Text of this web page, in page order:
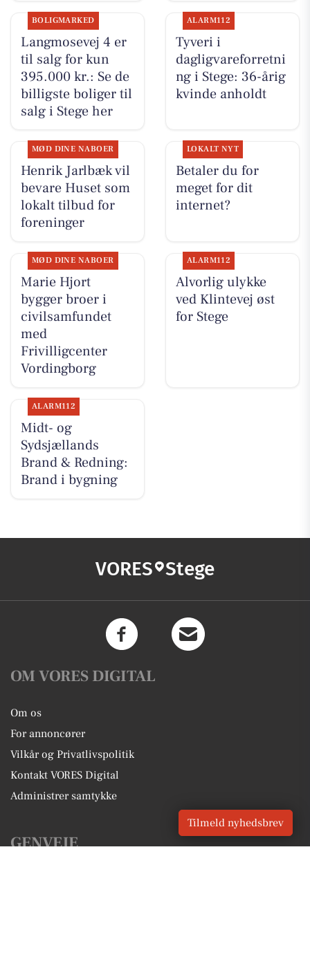
BOLIGMARKED
Langmosevej 4 er
til salg for kun
395.000 kr.: Se de
billigste boliger til
salg i Stege her
ALARM112
Tyveri i
dagligvareforretni
ng i Stege: 36-årig
kvinde anholdt
MØD DINE NABOER
Henrik Jarlbæk vil
bevare Huset som
lokalt tilbud for
foreninger
LOKALT NYT
Betaler du for
meget for dit
internet?
MØD DINE NABOER
Marie Hjort
bygger broer i
civilsamfundet
med
Frivilligcenter
Vordingborg
ALARM112
Alvorlig ulykke
ved Klintevej øst
for Stege
ALARM112
Midt- og
Sydsjællands
Brand & Redning:
Brand i bygning
VORES Stege
OM VORES DIGITAL
Om os
For annoncører
Vilkår og Privatlivspolitik
Kontakt VORES Digital
Administrer samtykke
GENVEJE
Tilmeld nyhedsbrev